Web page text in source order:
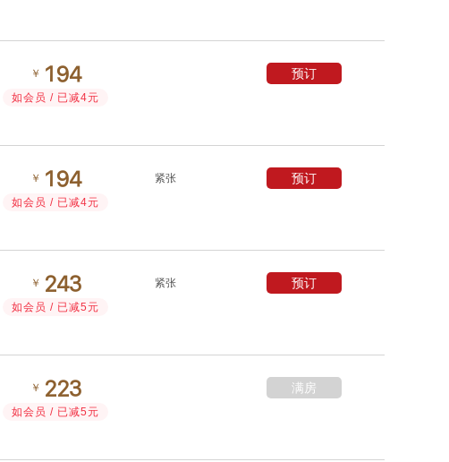
￥  
如会员 / 已减4元
预订
￥  
如会员 / 已减4元
紧张 预订
￥ 
如会员 / 已减5元
紧张 预订
￥ 
如会员 / 已减5元
满房